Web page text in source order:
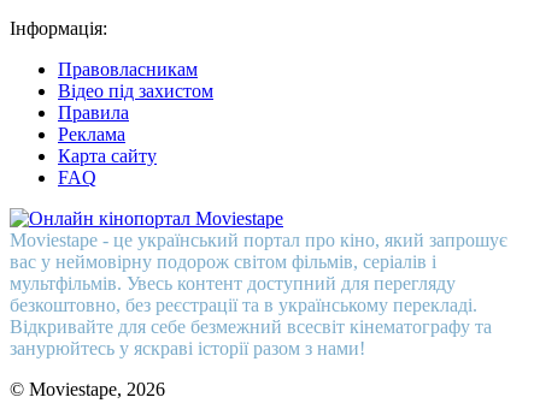
Інформація:
Правовласникам
Відео під захистом
Правила
Реклама
Карта сайту
FAQ
Moviestape - це український портал про кіно, який запрошує
вас у неймовірну подорож світом фільмів, серіалів і
мультфільмів. Увесь контент доступний для перегляду
безкоштовно, без реєстрації та в українському перекладі.
Відкривайте для себе безмежний всесвіт кінематографу та
занурюйтесь у яскраві історії разом з нами!
© Moviestape, 2026